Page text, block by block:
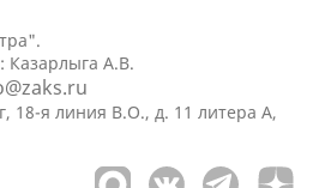
Казарлыга А.В.
18-я линия В.О., д. 11 литера А,